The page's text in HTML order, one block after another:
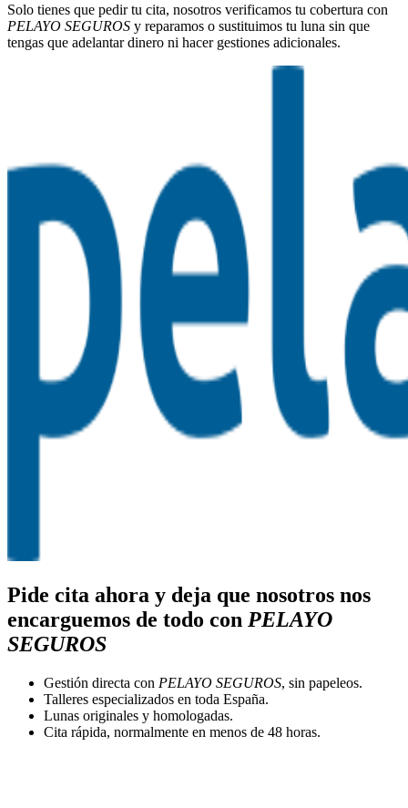
Solo tienes que pedir tu cita, nosotros verificamos tu cobertura con
PELAYO SEGUROS y reparamos o sustituimos tu luna sin que
tengas que adelantar dinero ni hacer gestiones adicionales.
Pide cita ahora y deja que nosotros nos
encarguemos de todo con PELAYO
SEGUROS
Gestión directa con PELAYO SEGUROS, sin papeleos.
Talleres especializados en toda España.
Lunas originales y homologadas.
Cita rápida, normalmente en menos de 48 horas.